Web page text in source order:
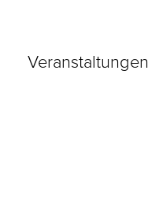
Veranstaltungen